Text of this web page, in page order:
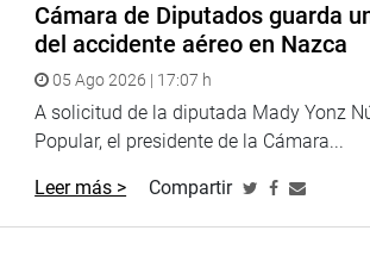
Cámara de Diputados guarda
del accidente aéreo en Nazca
05 Ago 2026 | 17:07 h
A solicitud de la diputada Mady Yonz
Popular, el presidente de la Cámara...
Leer más > Compartir